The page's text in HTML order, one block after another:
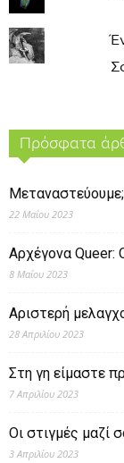
Πρόσφατα
Μεταναστεύουμε;
22 Μαΐου 2023
Αρχέγονα Queer:
8 Μαΐου 2023
Αριστερή
28 Απριλίου 2023
Στη γη είμαστε
7 Απριλίου 2023
Οι στιγμές μαζί
3 Απριλίου 2023